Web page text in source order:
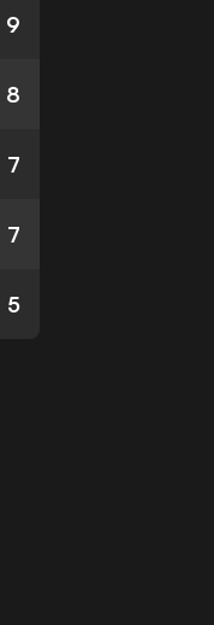
9
8
7
7
5